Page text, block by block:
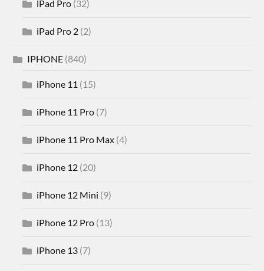
iPad Pro (32)
iPad Pro 2 (2)
IPHONE (840)
iPhone 11 (15)
iPhone 11 Pro (7)
iPhone 11 Pro Max (4)
iPhone 12 (20)
iPhone 12 Mini (9)
iPhone 12 Pro (13)
iPhone 13 (7)